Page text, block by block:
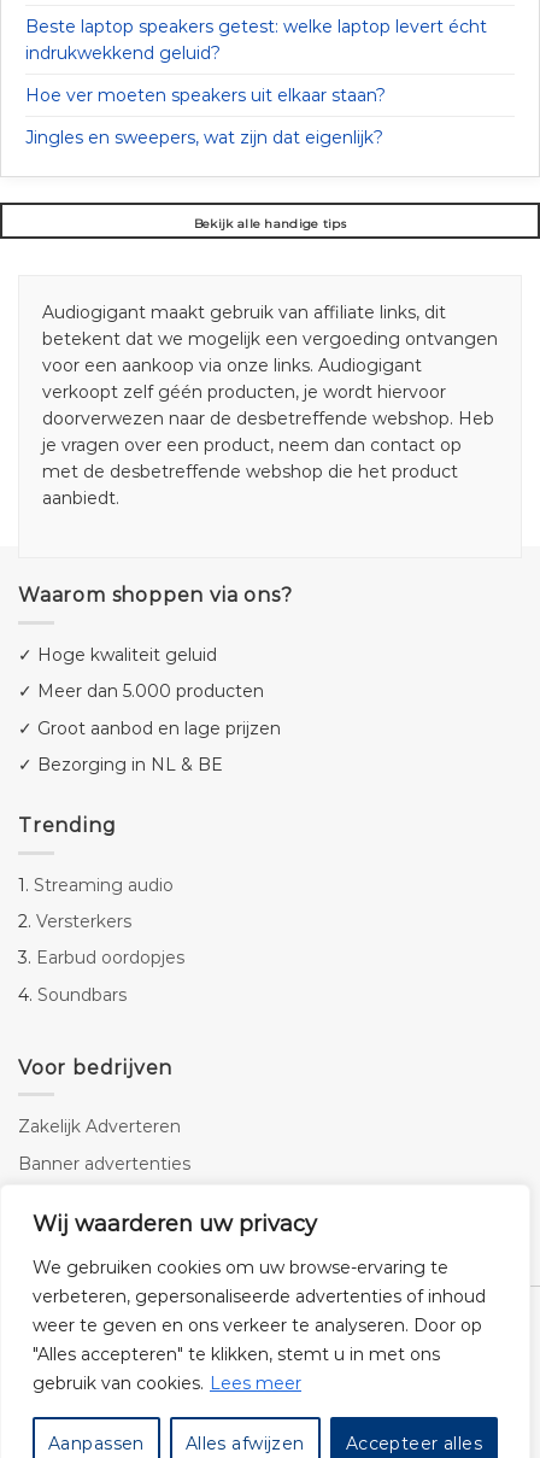
Wij waarderen uw privacy
We gebruiken cookies om uw browse-ervaring te
verbeteren, gepersonaliseerde advertenties of inhoud
weer te geven en ons verkeer te analyseren. Door op
"Alles accepteren" te klikken, stemt u in met ons
gebruik van cookies. Lees meer
Aanpassen Alles afwijzen Accepteer alles
Beste laptop speakers getest: welke laptop levert écht
indrukwekkend geluid?
Hoe ver moeten speakers uit elkaar staan?
Jingles en sweepers, wat zijn dat eigenlijk?
Bekijk alle handige tips
Audiogigant maakt gebruik van affiliate links, dit
betekent dat we mogelijk een vergoeding ontvangen
voor een aankoop via onze links. Audiogigant
verkoopt zelf géén producten, je wordt hiervoor
doorverwezen naar de desbetreffende webshop. Heb
je vragen over een product, neem dan contact op
met de desbetreffende webshop die het product
aanbiedt.
Waarom shoppen via ons?
✓ Hoge kwaliteit geluid
✓ Meer dan 5.000 producten
✓ Groot aanbod en lage prijzen
✓ Bezorging in NL & BE
Trending
1. Streaming audio
2. Versterkers
3. Earbud oordopjes
4. Soundbars
Voor bedrijven
Zakelijk Adverteren
Banner advertenties
SEO copywriting